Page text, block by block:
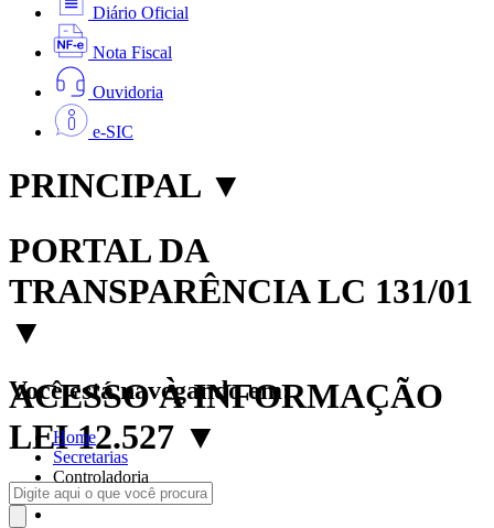
Diário Oficial
Nota Fiscal
Ouvidoria
e-SIC
PRINCIPAL ▼
PORTAL DA
TRANSPARÊNCIA LC 131/01
▼
ACESSO À INFORMAÇÃO
LEI 12.527 ▼
Você está navegando em:
Home
Secretarias
Controladoria